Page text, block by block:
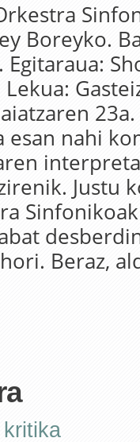
Boreyko.
esan nahi
Justu
Beraz,